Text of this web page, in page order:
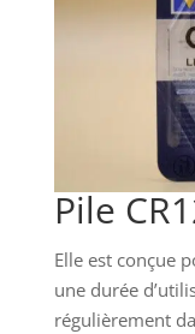
Pile
Elle est conçue
une durée
régulièrement